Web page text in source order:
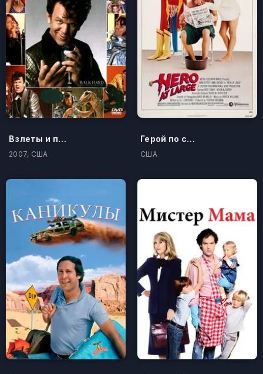
Взлеты и падения: История Дьюи Кокса
2007, США
Герой по случайности
США